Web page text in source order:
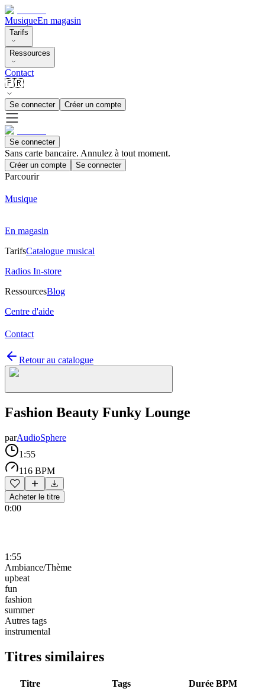
MusiqueEn magasin
Tarifs
Ressources
Contact
🇫🇷
Se connecter Créer un compte
Se connecter
Sans carte bancaire. Annulez à tout moment.
Créer un compte Se connecter
Parcourir
Musique
En magasin
TarifsCatalogue musical
Radios In-store
RessourcesBlog
Centre d'aide
Contact
Retour au catalogue
Fashion Beauty Funky Lounge
parAudioSphere
1:55
116 BPM
Acheter le titre
0:00
1:55
Ambiance/Thème
upbeat
fun
fashion
summer
Autres tags
instrumental
Titres similaires
Titre Tags Durée BPM